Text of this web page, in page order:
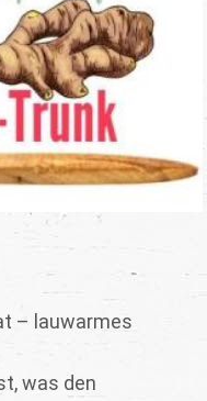
– lauwarmes
was den